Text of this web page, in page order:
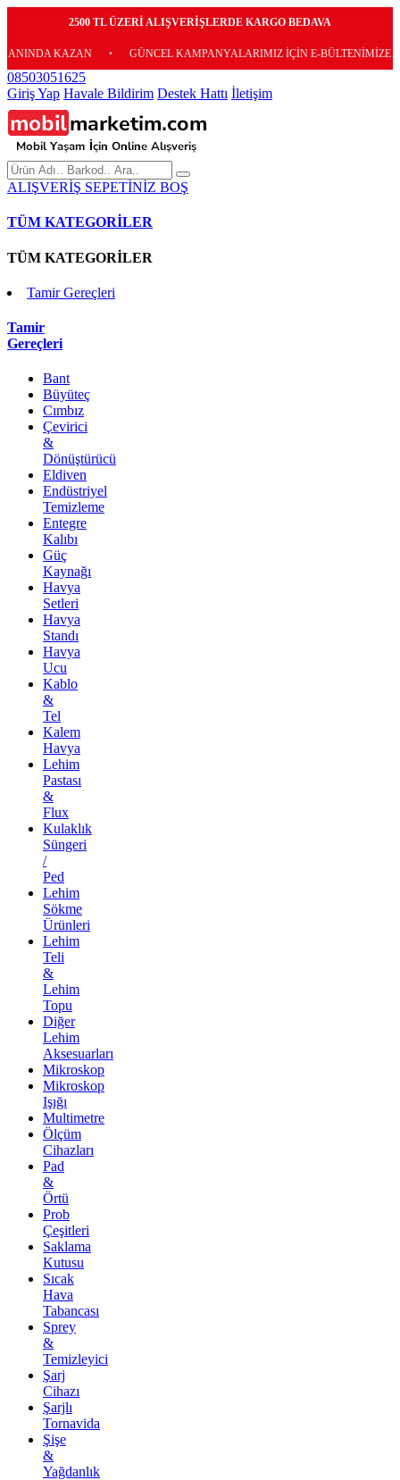
2500 TL ÜZERİ ALIŞVERİŞLERDE KARGO BEDAVA
• GÜNCEL KAMPANYALARIMIZ İÇİN E-BÜLTENİMİZE ÜCRETSİZ
08503051625
Giriş Yap Havale Bildirim Destek Hattı İletişim
ALIŞVERİŞ SEPETİNİZ BOŞ
TÜM KATEGORİLER
TÜM KATEGORİLER
Tamir Gereçleri
Tamir
Gereçleri
Bant
Büyüteç
Cımbız
Çevirici
&
Dönüştürücü
Eldiven
Endüstriyel
Temizleme
Entegre
Kalıbı
Güç
Kaynağı
Havya
Setleri
Havya
Standı
Havya
Ucu
Kablo
&
Tel
Kalem
Havya
Lehim
Pastası
&
Flux
Kulaklık
Süngeri
/
Ped
Lehim
Sökme
Ürünleri
Lehim
Teli
&
Lehim
Topu
Diğer
Lehim
Aksesuarları
Mikroskop
Mikroskop
Işığı
Multimetre
Ölçüm
Cihazları
Pad
&
Örtü
Prob
Çeşitleri
Saklama
Kutusu
Sıcak
Hava
Tabancası
Sprey
&
Temizleyici
Şarj
Cihazı
Şarjlı
Tornavida
Şişe
&
Yağdanlık